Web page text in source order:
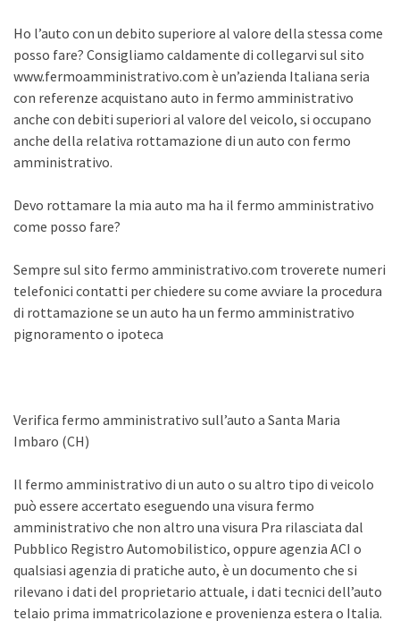
Ho l’auto con un debito superiore al valore della stessa come
posso fare? Consigliamo caldamente di collegarvi sul sito
www.fermoamministrativo.com è un’azienda Italiana seria
con referenze acquistano auto in fermo amministrativo
anche con debiti superiori al valore del veicolo, si occupano
anche della relativa rottamazione di un auto con fermo
amministrativo.
Devo rottamare la mia auto ma ha il fermo amministrativo
come posso fare?
Sempre sul sito fermo amministrativo.com troverete numeri
telefonici contatti per chiedere su come avviare la procedura
di rottamazione se un auto ha un fermo amministrativo
pignoramento o ipoteca
Verifica fermo amministrativo sull’auto a Santa Maria
Imbaro (CH)
Il fermo amministrativo di un auto o su altro tipo di veicolo
può essere accertato eseguendo una visura fermo
amministrativo che non altro una visura Pra rilasciata dal
Pubblico Registro Automobilistico, oppure agenzia ACI o
qualsiasi agenzia di pratiche auto, è un documento che si
rilevano i dati del proprietario attuale, i dati tecnici dell’auto
telaio prima immatricolazione e provenienza estera o Italia.